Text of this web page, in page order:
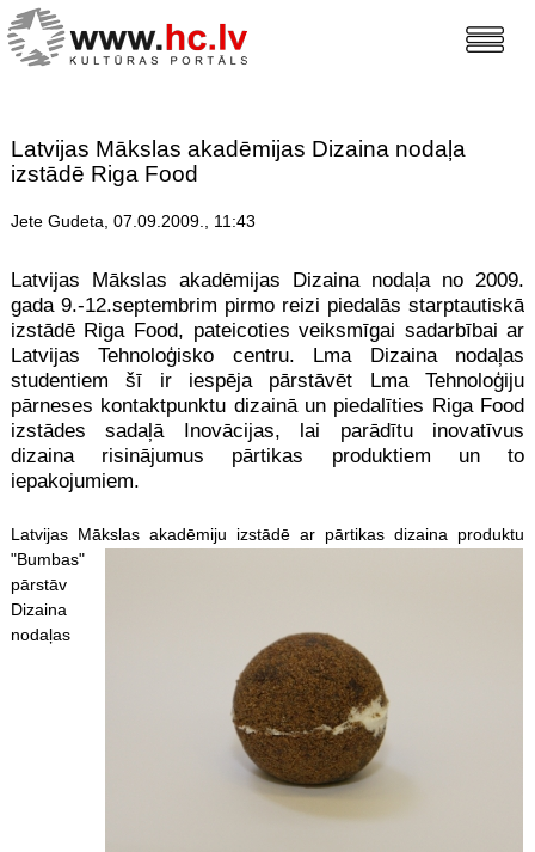
Latvijas Mākslas akadēmijas Dizaina nodaļa
izstādē Riga Food
Jete Gudeta, 07.09.2009., 11:43
Latvijas Mākslas akadēmijas Dizaina nodaļa no 2009.
gada 9.-12.septembrim pirmo reizi piedalās starptautiskā
izstādē Riga Food, pateicoties veiksmīgai sadarbībai ar
Latvijas Tehnoloģisko centru. Lma Dizaina nodaļas
studentiem šī ir iespēja pārstāvēt Lma Tehnoloģiju
pārneses kontaktpunktu dizainā un piedalīties Riga Food
izstādes sadaļā Inovācijas, lai parādītu inovatīvus
dizaina risinājumus pārtikas produktiem un to
iepakojumiem.
Latvijas Mākslas akadēmiju izstādē ar pārtikas dizaina produktu
"Bumbas"
pārstāv
Dizaina
nodaļas